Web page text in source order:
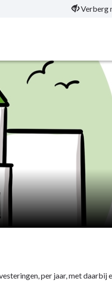
Verberg
per jaar, met daarbij